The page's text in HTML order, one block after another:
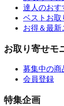
達人のおす
ベストお取
お得＆最新
お取り寄せモ
募集中の商
会員登録
特集企画